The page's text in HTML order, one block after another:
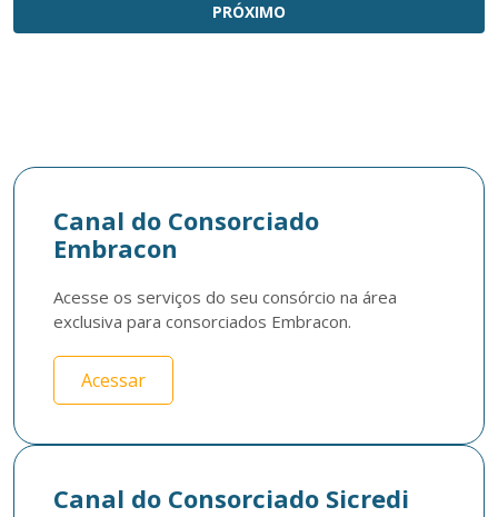
PRÓXIMO
Canal do Consorciado
Embracon
Acesse os serviços do seu consórcio na área
exclusiva para consorciados Embracon.
Acessar
Canal do Consorciado Sicredi